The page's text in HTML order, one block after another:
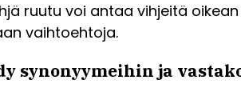
ruutu voi antaa vihjeitä
vaihtoehtoja.
synonyymeihin ja